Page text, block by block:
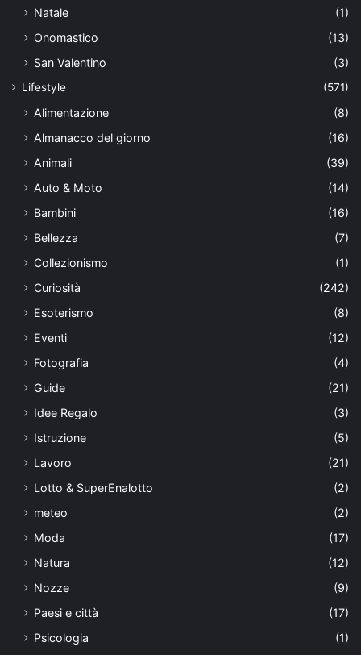
Natale
(1)
Onomastico
(13)
San Valentino
(3)
Lifestyle (571)
Alimentazione
(8)
Almanacco del giorno
(16)
Animali
(39)
Auto & Moto
(14)
Bambini
(16)
Bellezza
(7)
Collezionismo
(1)
Curiosità
(242)
Esoterismo
(8)
Eventi
(12)
Fotografia
(4)
Guide
(21)
Idee Regalo
(3)
Istruzione
(5)
Lavoro
(21)
Lotto & SuperEnalotto
(2)
meteo
(2)
Moda
(17)
Natura
(12)
Nozze
(9)
Paesi e città
(17)
Psicologia
(1)